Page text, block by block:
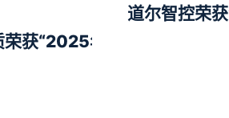
获“2025年度行业优质产品
道尔智控荣